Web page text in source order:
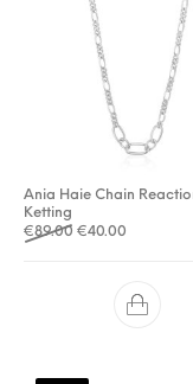
Ania Haie Chain
Ketting
€89.00 Oorspronkelijke
€40.00 Huidige